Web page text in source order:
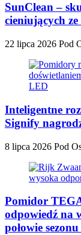
SunClean –
cieniujących
22 lipca 2026 Pod
Inteligentne
Signify
8 lipca 2026 Pod
Pomidor
odpowiedź na
połowie